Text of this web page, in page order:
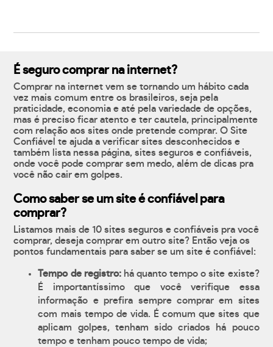
É seguro comprar na internet?
Comprar na internet vem se tornando um hábito cada
vez mais comum entre os brasileiros, seja pela
praticidade, economia e até pela variedade de opções,
mas é preciso ficar atento e ter cautela, principalmente
com relação aos sites onde pretende comprar. O Site
Confiável te ajuda a verificar sites desconhecidos e
também lista nessa página, sites seguros e confiáveis,
onde você pode comprar sem medo, além de dicas pra
você não cair em golpes.
Como saber se um site é confiável para
comprar?
Listamos mais de 10 sites seguros e confiáveis pra você
comprar, deseja comprar em outro site? Então veja os
pontos fundamentais para saber se um site é confiável:
Tempo de registro:há quanto tempo o site existe?
É importantíssimo que você verifique essa
informação e prefira sempre comprar em sites
com mais tempo de vida. É comum que sites que
aplicam golpes, tenham sido criados há pouco
tempo e tenham pouco tempo de vida;